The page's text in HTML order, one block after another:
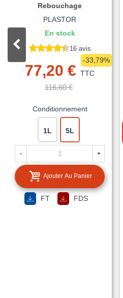
Rebouchage
PLASTOR
En stock
16 avis
77,20 € TTC
116,60 €
-33,79%
Conditionnement
1L 5L
- +
Ajouter Au Panier
FT FDS